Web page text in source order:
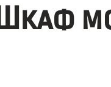
Шкаф